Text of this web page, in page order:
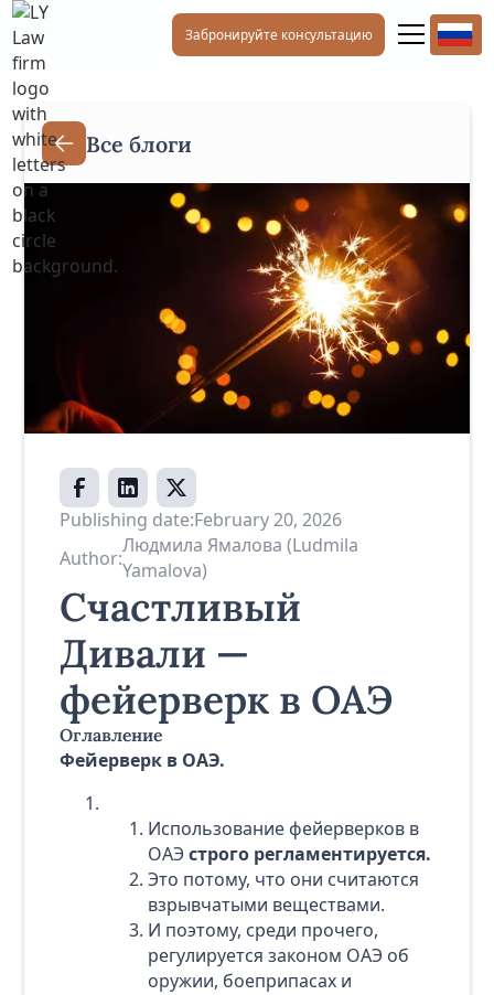
Забронируйте консультацию
Все блоги
Publishing date:February 20, 2026
Author:
Людмила Ямалова (Ludmila
Yamalova)
Счастливый
Дивали —
фейерверк в ОАЭ
Оглавление
Фейерверк в ОАЭ.
Использование фейерверков в
ОАЭ строго регламентируется.
Это потому, что они считаются
взрывчатыми веществами.
И поэтому, среди прочего,
регулируется законом ОАЭ об
оружии, боеприпасах и